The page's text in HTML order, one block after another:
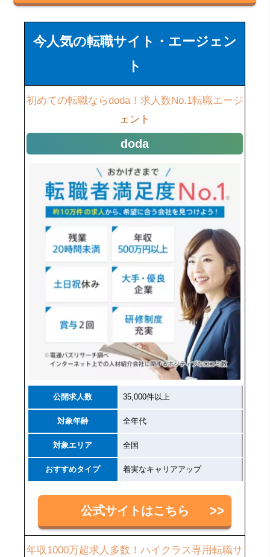
今人気の転職サイト・エージェン
ト
初めての転職ならdoda！求人数No.1転職エージ
ェント
doda
公開求人数 35,000件以上
対象年齢 全年代
対象エリア 全国
おすすめタイプ 着実なキャリアアップ
公式サイトはこちら
年収1000万超求人多数！ハイクラス専用転職サ